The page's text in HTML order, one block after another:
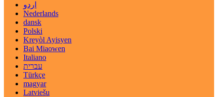
اردو
Nederlands
dansk
Polski
Kreyòl Ayisyen
Bai Miaowen
Italiano
עברית
Türkçe
magyar
Latviešu